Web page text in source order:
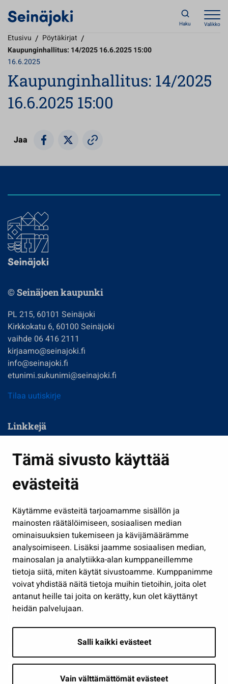
Tämä sivusto käyttää
evästeitä
Käytämme evästeitä tarjoamamme sisällön ja
mainosten räätälöimiseen, sosiaalisen median
ominaisuuksien tukemiseen ja kävijämäärämme
analysoimiseen. Lisäksi jaamme sosiaalisen median,
mainosalan ja analytiikka-alan kumppaneillemme
tietoja siitä, miten käytät sivustoamme. Kumppanimme
voivat yhdistää näitä tietoja muihin tietoihin, joita olet
antanut heille tai joita on kerätty, kun olet käyttänyt
heidän palvelujaan.
Salli kaikki evästeet
Vain välttämättömät evästeet
Haku Valikko
Etusivu / Pöytäkirjat /
Kaupunginhallitus: 14/2025 16.6.2025 15:00
16.6.2025
Kaupunginhallitus: 14/2025
16.6.2025 15:00
Jaa
© Seinäjoen kaupunki
PL 215, 60101 Seinäjoki
Kirkkokatu 6, 60100 Seinäjoki
vaihde 06 416 2111
kirjaamo@seinajoki.fi
info@seinajoki.fi
etunimi.sukunimi@seinajoki.fi
Tilaa uutiskirje
Linkkejä
Kasvatus ja opetus
Kulttuuri ja liikunta
Työ ja yrittäminen
Osallistu ja asioi
Näytä omat evästeasetukseni
Seuraa meitä